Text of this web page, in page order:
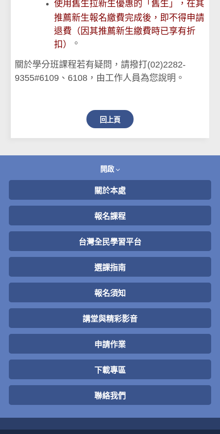
使用舊生拉新生優惠的「舊生」，在其
推薦新生報名繳費完成後，即不得申請
退費（因其推薦新生繳費時已享有折
扣）
。
關於學分班課程若有疑問，請撥打(02)2282-
9355#6109、6108，由工作人員為您說明。
回上頁
開啟
關於本處
報名課程
台灣全民學習平台
選課指南
報名須知
講堂與精彩影音
申請作業
下載專區
聯絡我們